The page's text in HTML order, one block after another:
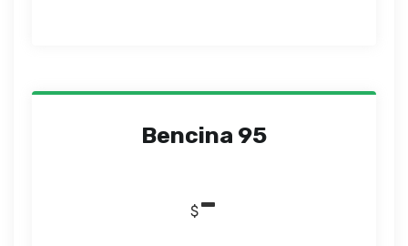
Bencina 95
$-